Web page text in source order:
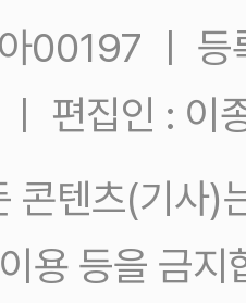
00197 ㅣ
편집인 : 이
콘텐츠(기사)
용 등을 금지